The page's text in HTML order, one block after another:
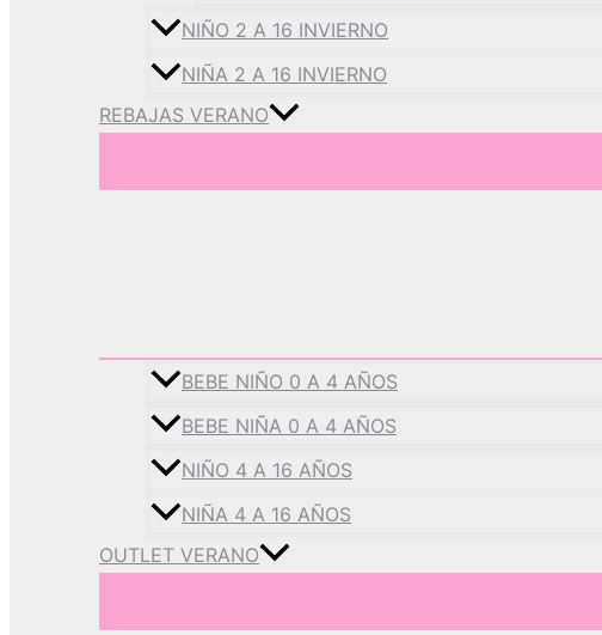
NIÑO 2 A 16 INVIERNO
NIÑA 2 A 16 INVIERNO
REBAJAS VERANO
BEBE NIÑO 0 A 4 AÑOS
BEBE NIÑA 0 A 4 AÑOS
NIÑO 4 A 16 AÑOS
NIÑA 4 A 16 AÑOS
OUTLET VERANO